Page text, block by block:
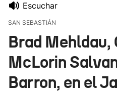
Escuchar
SAN SEBASTIÁN
Brad Mehldau,
McLorin
Barron, en el